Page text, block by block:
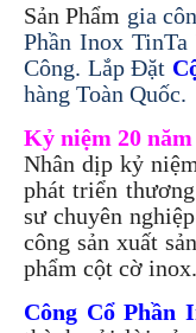
Sản Phẩm gia
Phần Inox
Công. Lắp Đặt
hàng Toàn Quốc.
Kỷ niệm 20
Nhân dịp kỷ
phát triển
sư chuyên
công sản xuất
phẩm cột cờ inox.
Công Cổ Phần